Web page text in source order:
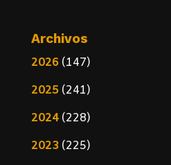
Archivos
2026(147)
2025(241)
2024(228)
2023(225)